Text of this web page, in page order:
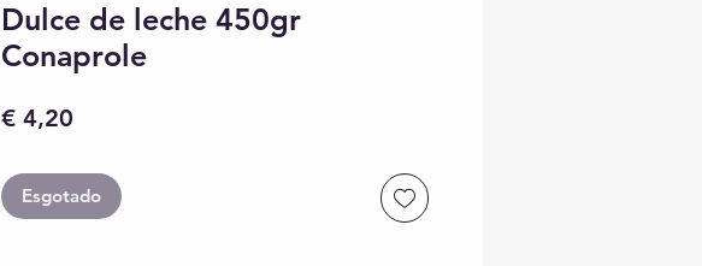
Dulce de leche 450gr
Conaprole
€ 4,20
Esgotado